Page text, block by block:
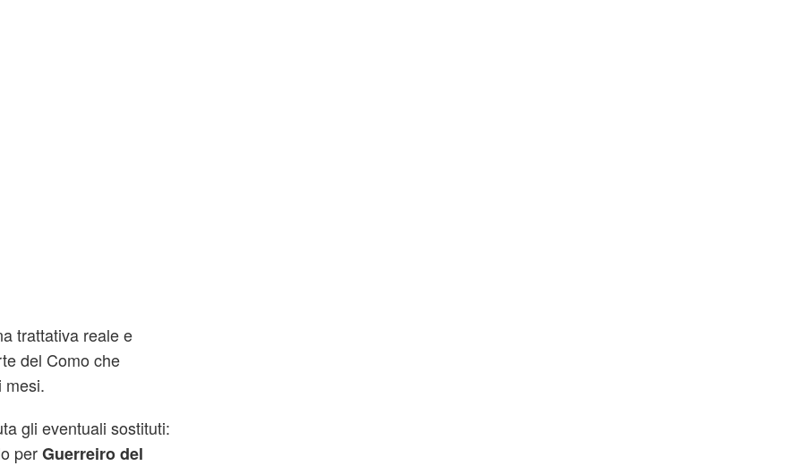
trattativa reale e
del Como che
mesi.
gli eventuali sostituti:
perGuerreiro del